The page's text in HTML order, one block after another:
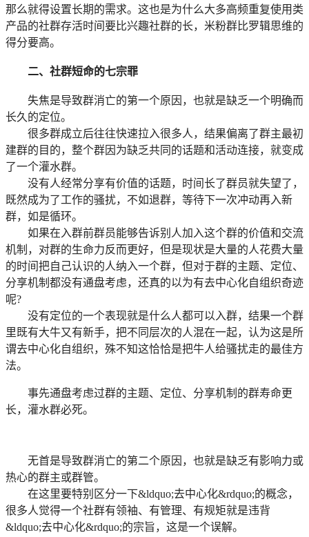
那么就得设置长期的需求。这也是为什么大多高频重复使用类
产品的社群存活时间要比兴趣社群的长，米粉群比罗辑思维的
得分要高。
二、社群短命的七宗罪
失焦是导致群消亡的第一个原因，也就是缺乏一个明确而
长久的定位。
很多群成立后往往快速拉入很多人，结果偏离了群主最初
建群的目的，整个群因为缺乏共同的话题和活动连接，就变成
了一个灌水群。
没有人经常分享有价值的话题，时间长了群员就失望了，
既然成为了工作的骚扰，不如退群，等待下一次冲动再入新
群，如是循环。
如果在入群前群员能够告诉别人加入这个群的价值和交流
机制，对群的生命力反而更好，但是现状是大量的人花费大量
的时间把自己认识的人纳入一个群，但对于群的主题、定位、
分享机制都没有通盘考虑，还真的以为有去中心化自组织奇迹
呢?
没有定位的一个表现就是什么人都可以入群，结果一个群
里既有大牛又有新手，把不同层次的人混在一起，认为这是所
谓去中心化自组织，殊不知这恰恰是把牛人给骚扰走的最佳方
法。
事先通盘考虑过群的主题、定位、分享机制的群寿命更
长，灌水群必死。
无首是导致群消亡的第二个原因，也就是缺乏有影响力或
热心的群主或群管。
在这里要特别区分一下&ldquo;去中心化&rdquo;的概念，
很多人觉得一个社群有领袖、有管理、有规矩就是违背
&ldquo;去中心化&rdquo;的宗旨，这是一个误解。